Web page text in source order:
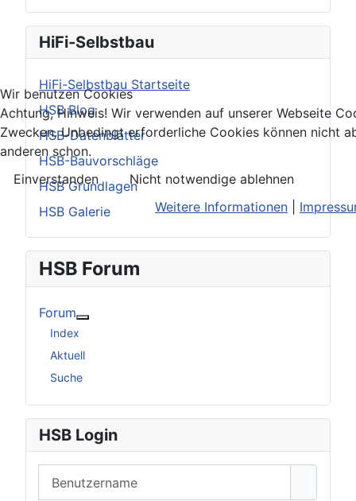
HiFi-Selbstbau
HiFi-Selbstbau Startseite
HSB Blog
HSB-Datenblätter
HSB-Bauvorschläge
HSB Grundlagen
HSB Galerie
HSB Forum
Forum
Index
Aktuell
Suche
HSB Login
Wir benutzen Cookies
Achtung, Hinweis! Wir verwenden auf unserer Webseite
Zwecken. Unbedingt erforderliche Cookies können nicht
anderen schon.
Einverstanden
Nicht notwendige ablehnen
Weitere Informationen